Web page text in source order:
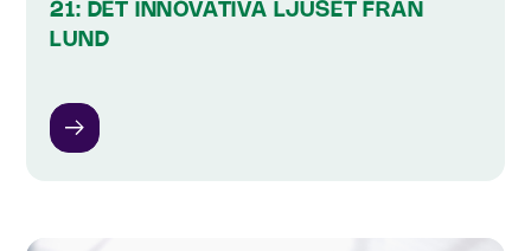
21: DET INNOVATIVA LJUSET FRÅN
LUND